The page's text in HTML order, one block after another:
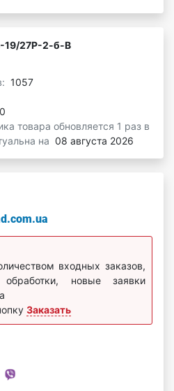
19/27Р-2-б-В
1057
товара обновляется 1 раз в
на 08 августа 2026
входных заказов,
новые заявки
Заказать